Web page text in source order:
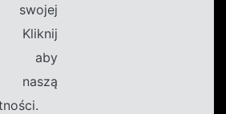
swojej
Kliknij
aby
naszą